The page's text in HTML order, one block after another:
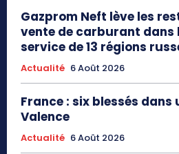
Gazprom Neft lève les
vente de carburant dans
service de 13 régions
Actualité 6 Août 2026
France : six blessés dans
Valence
Actualité 6 Août 2026